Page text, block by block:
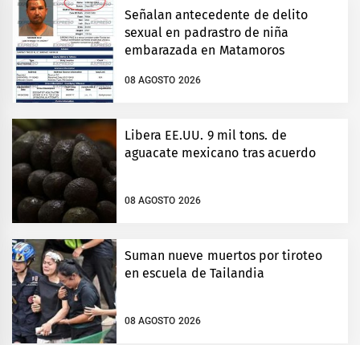
Señalan antecedente de delito
sexual en padrastro de niña
embarazada en Matamoros
08 AGOSTO 2026
Libera EE.UU. 9 mil tons. de
aguacate mexicano tras acuerdo
08 AGOSTO 2026
Suman nueve muertos por tiroteo
en escuela de Tailandia
08 AGOSTO 2026